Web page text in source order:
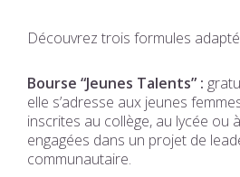
Découvrez trois formules
Bourse “Jeunes Talents” :
elle s’adresse aux jeunes
inscrites au collège, au lycée ou
engagées dans un projet de
communautaire.